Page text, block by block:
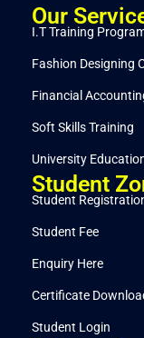
Our
I.T Training
Fashion Designing
Financial
Soft Skills Training
University
Student
Student
Student Fee
Enquiry Here
Certificate
Student Login